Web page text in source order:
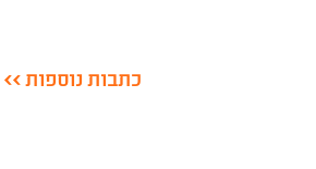
כתבות נוספות >>